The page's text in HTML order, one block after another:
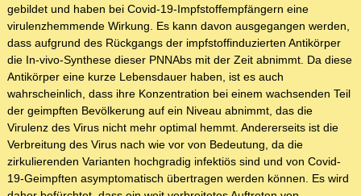
gebildet und haben bei Covid-19-Impfstoffempfängern eine
virulenzhemmende Wirkung. Es kann davon ausgegangen werden,
dass aufgrund des Rückgangs der impfstoffinduzierten Antikörper
die In-vivo-Synthese dieser PNNAbs mit der Zeit abnimmt. Da diese
Antikörper eine kurze Lebensdauer haben, ist es auch
wahrscheinlich, dass ihre Konzentration bei einem wachsenden Teil
der geimpften Bevölkerung auf ein Niveau abnimmt, das die
Virulenz des Virus nicht mehr optimal hemmt. Andererseits ist die
Verbreitung des Virus nach wie vor von Bedeutung, da die
zirkulierenden Varianten hochgradig infektiös sind und von Covid-
19-Geimpften asymptomatisch übertragen werden können. Es wird